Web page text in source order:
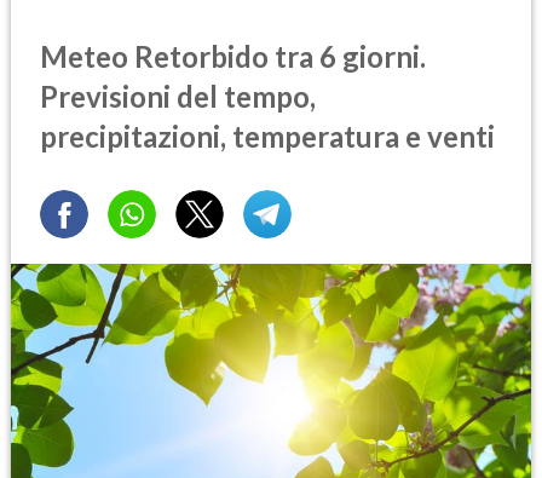
Meteo Retorbido tra 6 giorni.
Previsioni del tempo,
precipitazioni, temperatura e venti